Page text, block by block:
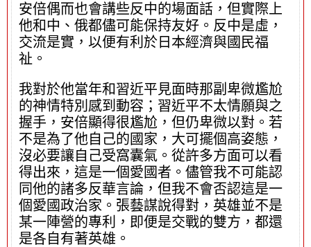
安倍偶而也會講些反中的場面話，但實際上
他和中、俄都儘可能保持友好。反中是虛，
交流是實，以便有利於日本經濟與國民福
祉。
我對於他當年和習近平見面時那副卑微尷尬
的神情特別感到動容；習近平不太情願與之
握手，安倍顯得很尷尬，但仍卑微以對。若
不是為了他自己的國家，大可擺個高姿態，
沒必要讓自己受窩囊氣。從許多方面可以看
得出來，這是一個愛國者。儘管我不可能認
同他的諸多反華言論，但我不會否認這是一
個愛國政治家。張藝謀說得對，英雄並不是
某一陣營的專利，即便是交戰的雙方，都還
是各自有著英雄。